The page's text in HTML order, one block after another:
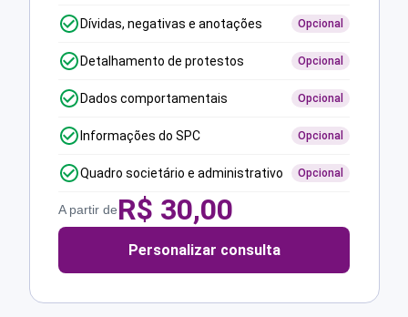
Dívidas, negativas e anotações Opcional
Detalhamento de protestos Opcional
Dados comportamentais Opcional
Informações do SPC Opcional
Quadro societário e administrativo Opcional
A partir deR$ 30,00
Personalizar consulta